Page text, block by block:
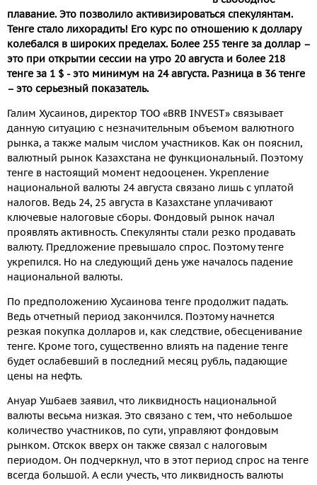
плавание. Это позволило активизироваться спекулянтам.
Тенге стало лихорадить! Его курс по отношению к доллару
колебался в широких пределах. Более 255 тенге за доллар –
это при открытии сессии на утро 20 августа и более 218
тенге за 1 $ - это минимум на 24 августа. Разница в 36 тенге
– это серьезный показатель.
Галим Хусаинов, директор ТОО «BRB INVEST» связывает
данную ситуацию с незначительным объемом валютного
рынка, а также малым числом участников. Как он пояснил,
валютный рынок Казахстана не функциональный. Поэтому
тенге в настоящий момент недооценен. Укрепление
национальной валюты 24 августа связано лишь с уплатой
налогов. Ведь 24, 25 августа в Казахстане уплачивают
ключевые налоговые сборы. Фондовый рынок начал
проявлять активность. Спекулянты стали резко продавать
валюту. Предложение превышало спрос. Поэтому тенге
укрепился. Но на следующий день уже началось падение
национальной валюты.
По предположению Хусаинова тенге продолжит падать.
Ведь отчетный период закончился. Поэтому начнется
резкая покупка долларов и, как следствие, обесценивание
тенге. Кроме того, существенно влиять на падение тенге
будет ослабевший в последний месяц рубль, падающие
цены на нефть.
Ануар Ушбаев заявил, что ликвидность национальной
валюты весьма низкая. Это связано с тем, что небольшое
количество участников, по сути, управляют фондовым
рынком. Отскок вверх он также связал с налоговым
периодом. Он подчеркнул, что в этот период спрос на тенге
всегда большой. А если учесть, что ликвидность валюты